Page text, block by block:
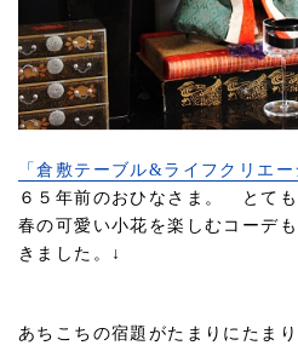
「倉敷テーブル&ライフクリエー
６５年前のおひなさま。 とても
春の可愛い小花を楽しむコーデ
きました。↓
あちこちの宿題がたまりにたまり